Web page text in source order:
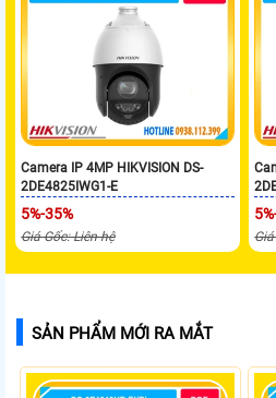
Camera IP 4MP HIKVISION DS-
2DE4825IWG1-E
5%-35%
Giá Gốc: Liên hệ
SẢN PHẨM MỚI RA MẮT